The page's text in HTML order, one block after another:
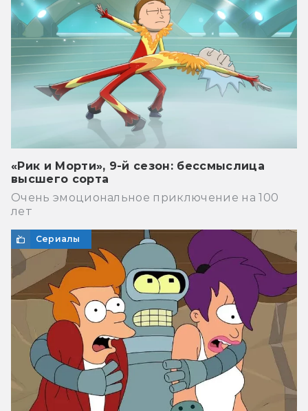
«Рик и Морти», 9-й сезон: бессмыслица
высшего сорта
Очень эмоциональное приключение на 100
лет
Сериалы